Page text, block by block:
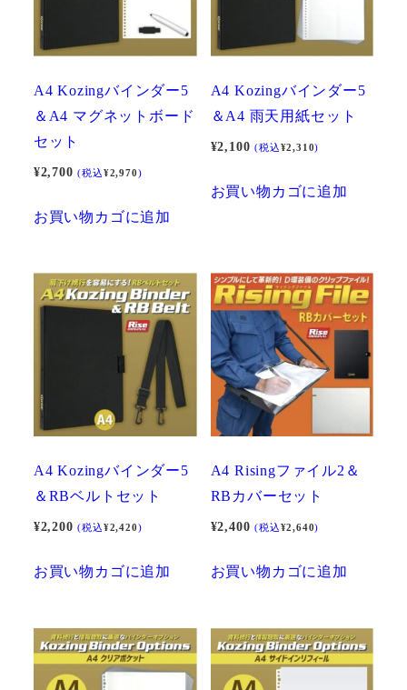
A4 Kozingバインダー5
＆A4 マグネットボード
セット
¥2,700 (税込¥2,970)
お買い物カゴに追加
A4 Kozingバインダー5
＆A4 雨天用紙セット
¥2,100 (税込¥2,310)
お買い物カゴに追加
A4 Kozingバインダー5
＆RBベルトセット
¥2,200 (税込¥2,420)
お買い物カゴに追加
A4 Risingファイル2＆
RBカバーセット
¥2,400 (税込¥2,640)
お買い物カゴに追加